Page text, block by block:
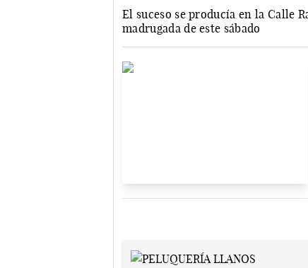
El suceso se producía en la Calle
madrugada de este sábado